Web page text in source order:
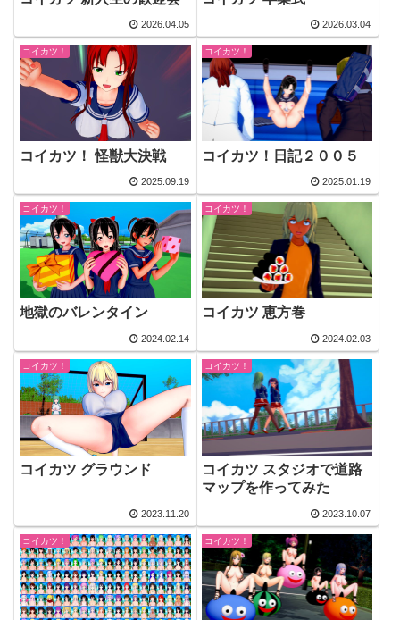
2026.04.05 2026.03.04
コイカツ！
コイカツ！ 怪獣大決戦
2025.09.19
コイカツ！
コイカツ！日記２００５
2025.01.19
コイカツ！
地獄のバレンタイン
2024.02.14
コイカツ！
コイカツ 恵方巻
2024.02.03
コイカツ！
コイカツ グラウンド
2023.11.20
コイカツ！
コイカツ スタジオで道路
マップを作ってみた
2023.10.07
コイカツ！ コイカツ！